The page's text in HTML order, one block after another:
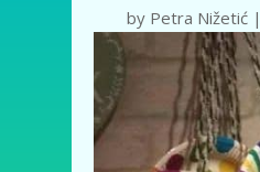
by Petra Nižetić